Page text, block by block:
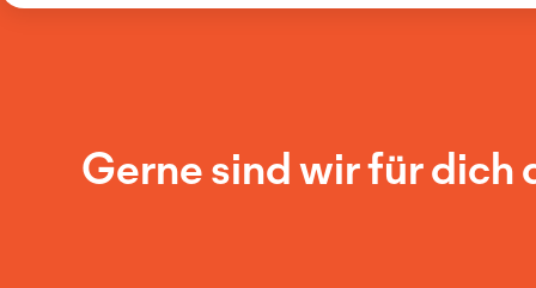
Gerne sind wir für dich